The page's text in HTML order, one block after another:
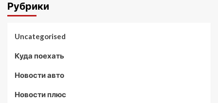
Рубрики
Uncategorised
Куда поехать
Новости авто
Новости плюс